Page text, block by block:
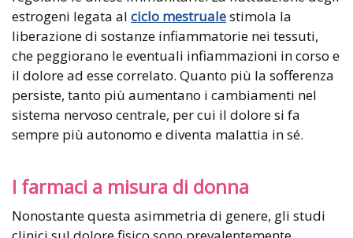
estrogeni legata al ciclo mestrualestimola la
liberazione di sostanze infiammatorie nei tessuti,
che peggiorano le eventuali infiammazioni in corso e
il dolore ad esse correlato. Quanto più la sofferenza
persiste, tanto più aumentano i cambiamenti nel
sistema nervoso centrale, per cui il dolore si fa
sempre più autonomo e diventa malattia in sé.
I farmaci a misura di donna
Nonostante questa asimmetria di genere, gli studi